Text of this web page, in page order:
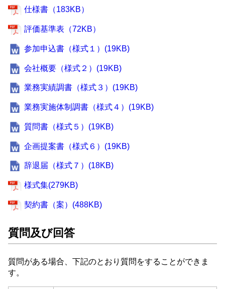
仕様書（183KB）
評価基準表（72KB）
参加申込書（様式１）(19KB)
会社概要（様式２）(19KB)
業務実績調書（様式３）(19KB)
業務実施体制調書（様式４）(19KB)
質問書（様式５）(19KB)
企画提案書（様式６）(19KB)
辞退届（様式７）(18KB)
様式集(279KB)
契約書（案）(488KB)
質問及び回答
質問がある場合、下記のとおり質問をすることができま
す。